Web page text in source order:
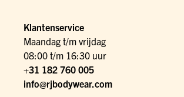
Klantenservice
Maandag t/m vrijdag
08:00 t/m 16:30 uur
+31 182 760 005
info@rjbodywear.com